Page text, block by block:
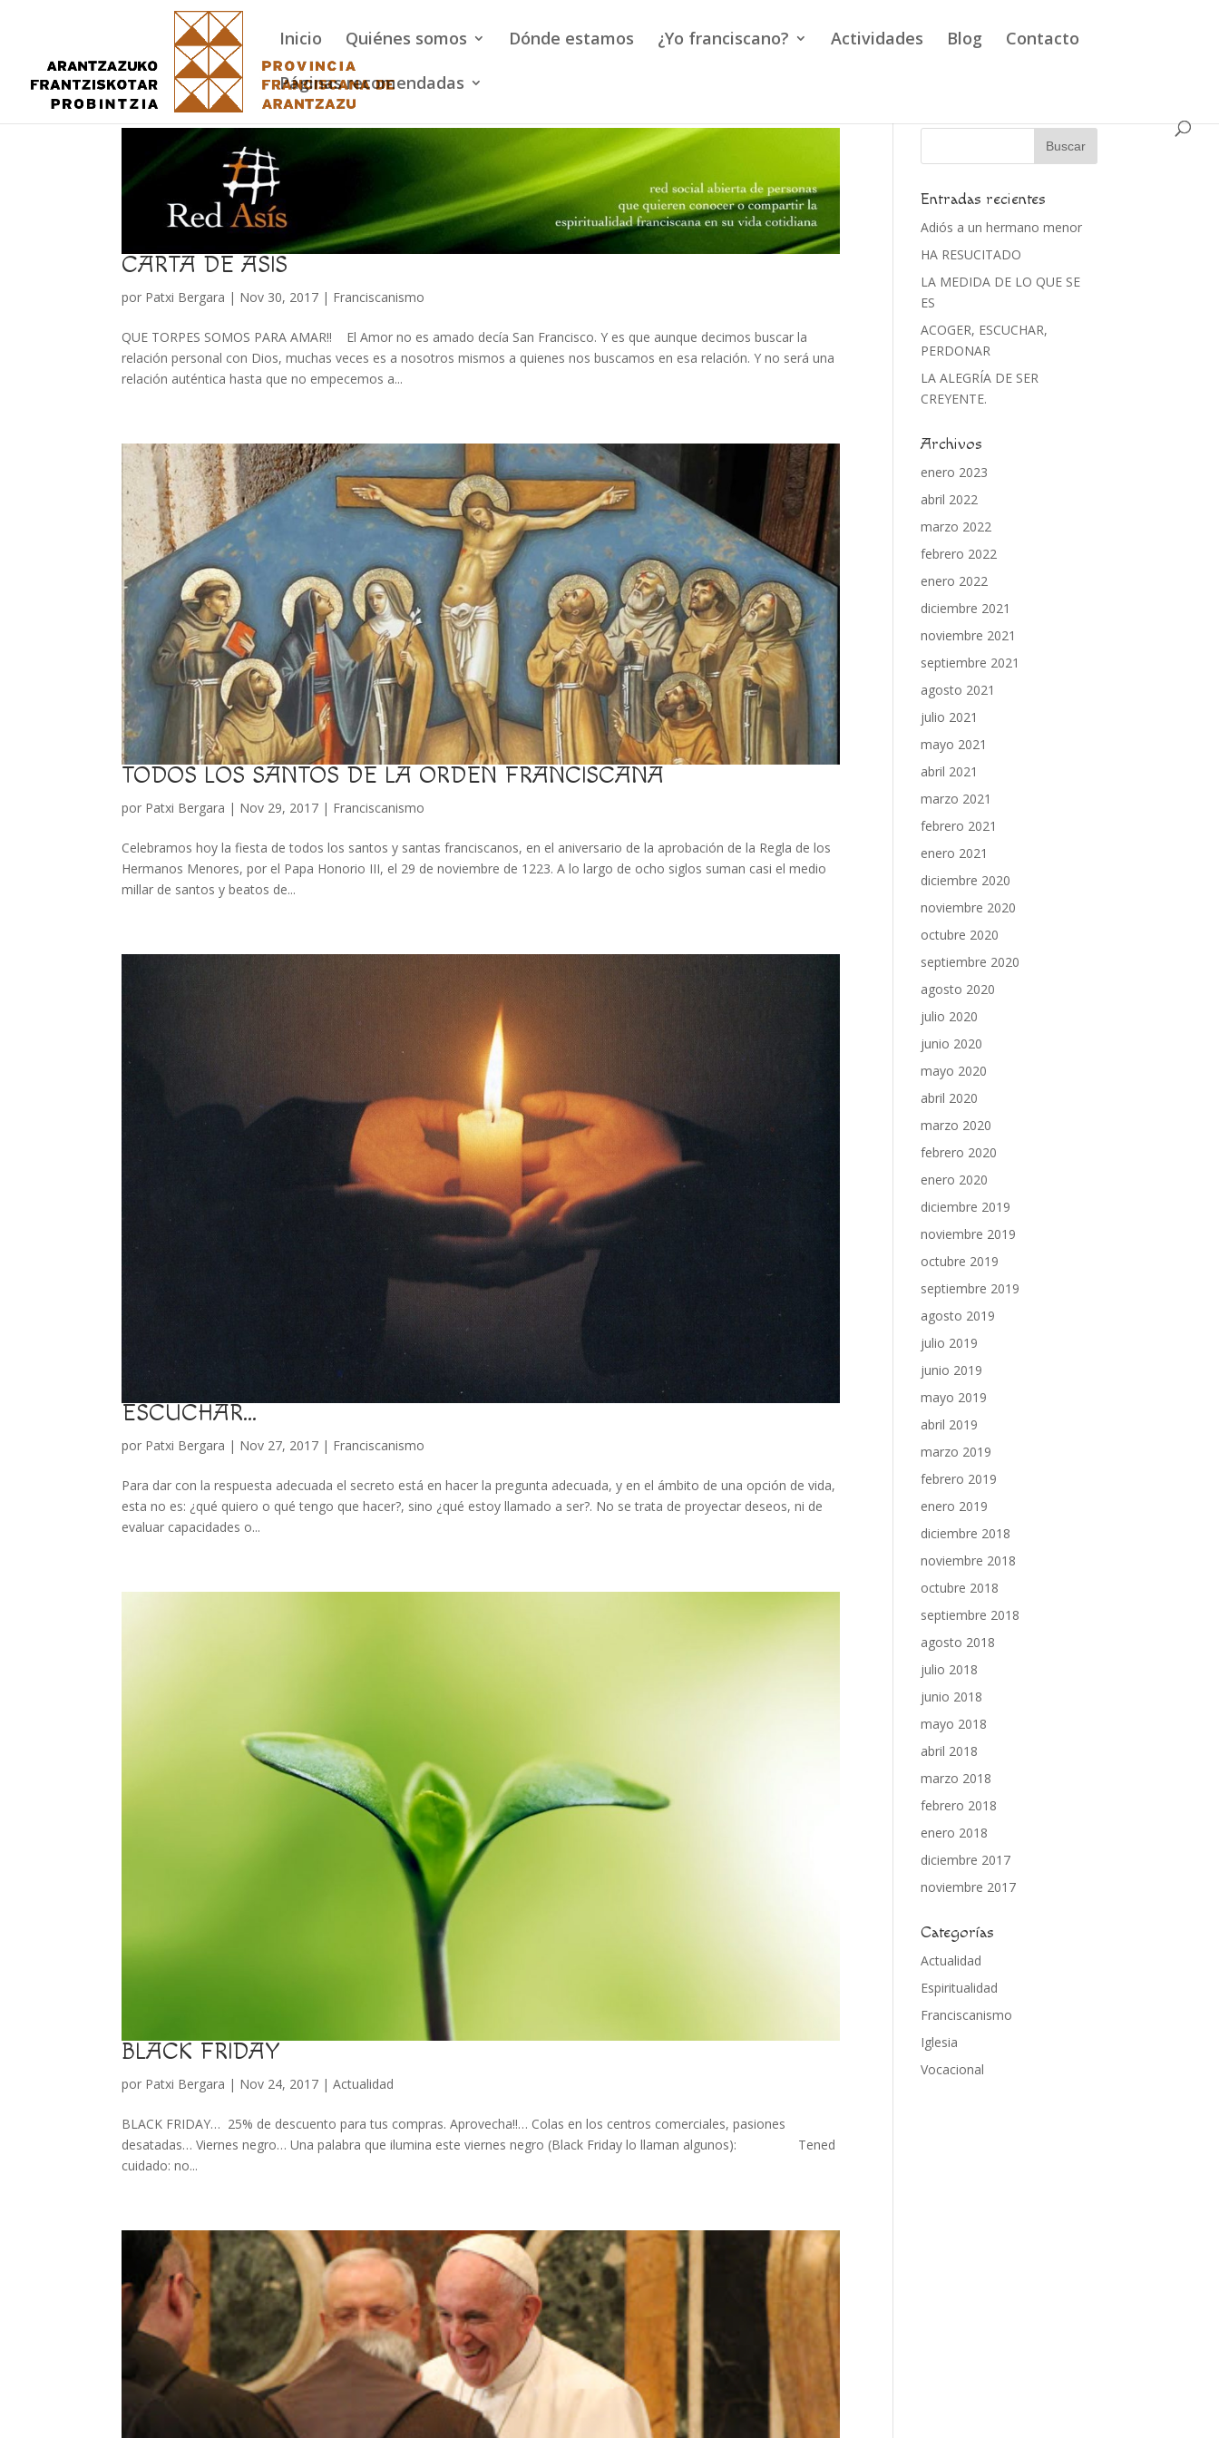
Inicio Quiénes somos Dónde estamos ¿Yo franciscano? Actividades Blog Contacto
Páginas recomendadas
CARTA DE ASIS
por Patxi Bergara | Nov 30, 2017 | Franciscanismo
QUE TORPES SOMOS PARA AMAR!! El Amor no es amado decía San Francisco. Y es que aunque decimos buscar la
relación personal con Dios, muchas veces es a nosotros mismos a quienes nos buscamos en esa relación. Y no será una
relación auténtica hasta que no empecemos a...
TODOS LOS SANTOS DE LA ORDEN FRANCISCANA
por Patxi Bergara | Nov 29, 2017 | Franciscanismo
Celebramos hoy la fiesta de todos los santos y santas franciscanos, en el aniversario de la aprobación de la Regla de los
Hermanos Menores, por el Papa Honorio III, el 29 de noviembre de 1223. A lo largo de ocho siglos suman casi el medio
millar de santos y beatos de...
ESCUCHAR…
por Patxi Bergara | Nov 27, 2017 | Franciscanismo
Para dar con la respuesta adecuada el secreto está en hacer la pregunta adecuada, y en el ámbito de una opción de vida,
esta no es: ¿qué quiero o qué tengo que hacer?, sino ¿qué estoy llamado a ser?. No se trata de proyectar deseos, ni de
evaluar capacidades o...
BLACK FRIDAY
por Patxi Bergara | Nov 24, 2017 |Actualidad
BLACK FRIDAY… 25% de descuento para tus compras. Aprovecha!!… Colas en los centros comerciales, pasiones
desatadas… Viernes negro… Una palabra que ilumina este viernes negro (Black Friday lo llaman algunos): Tened
cuidado: no...
Entradas recientes
Adiós a un hermano menor
HA RESUCITADO
LA MEDIDA DE LO QUE SE
ES
ACOGER, ESCUCHAR,
PERDONAR
LA ALEGRÍA DE SER
CREYENTE.
Archivos
enero 2023
abril 2022
marzo 2022
febrero 2022
enero 2022
diciembre 2021
noviembre 2021
septiembre 2021
agosto 2021
julio 2021
mayo 2021
abril 2021
marzo 2021
febrero 2021
enero 2021
diciembre 2020
noviembre 2020
octubre 2020
septiembre 2020
agosto 2020
julio 2020
junio 2020
mayo 2020
abril 2020
marzo 2020
febrero 2020
enero 2020
diciembre 2019
noviembre 2019
octubre 2019
septiembre 2019
agosto 2019
julio 2019
junio 2019
mayo 2019
abril 2019
marzo 2019
febrero 2019
enero 2019
diciembre 2018
noviembre 2018
octubre 2018
septiembre 2018
agosto 2018
julio 2018
junio 2018
mayo 2018
abril 2018
marzo 2018
febrero 2018
enero 2018
diciembre 2017
noviembre 2017
Categorías
Actualidad
Espiritualidad
Franciscanismo
Iglesia
Vocacional